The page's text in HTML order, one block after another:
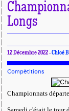
Longs
12 Décembre 2022 -Chloé
Compètitions
Championnats